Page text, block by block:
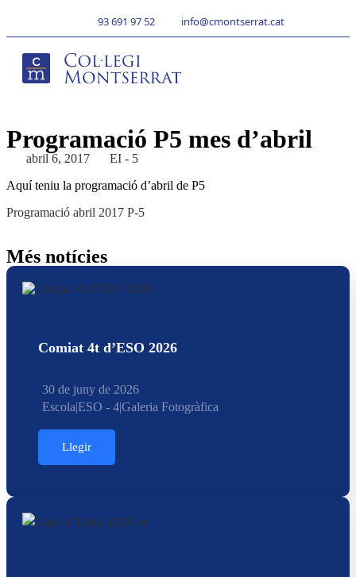
93 691 97 52 info@cmontserrat.cat
Programació P5 mes d’abril
abril 6, 2017
EI - 5
Aquí teniu la programació d’abril de P5
Programació abril 2017 P-5
Més notícies
Comiat 4t d’ESO 2026
30 de juny de 2026
Escola|ESO - 4|Galeria Fotogràfica
Llegir